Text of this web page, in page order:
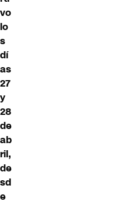
vo
lo
s
dí
as
27
y
28
de
ab
ril,
de
sd
e